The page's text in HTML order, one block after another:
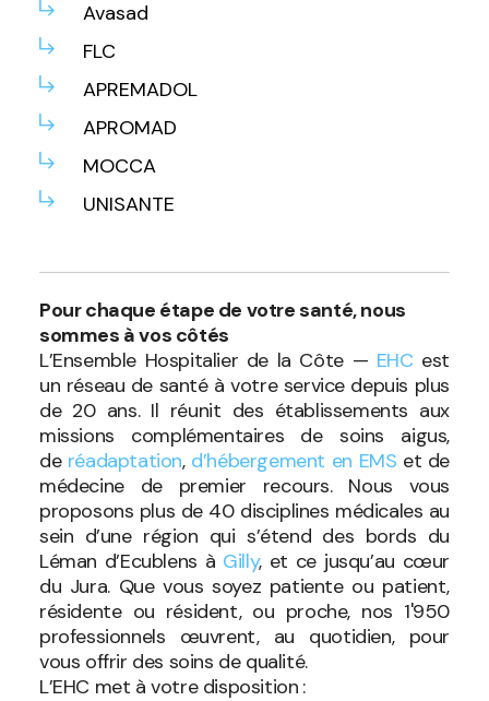
Avasad
FLC
APREMADOL
APROMAD
MOCCA
UNISANTE
Pour chaque étape de votre santé, nous
sommes à vos côtés
L’Ensemble Hospitalier de la Côte — EHC est
un réseau de santé à votre service depuis plus
de 20 ans. Il réunit des établissements aux
missions complémentaires de soins aigus,
de réadaptation, d’hébergement en EMS et de
médecine de premier recours. Nous vous
proposons plus de 40 disciplines médicales au
sein d’une région qui s’étend des bords du
Léman d’Ecublens à Gilly, et ce jusqu’au cœur
du Jura. Que vous soyez patiente ou patient,
résidente ou résident, ou proche, nos 1'950
professionnels œuvrent, au quotidien, pour
vous offrir des soins de qualité.
L’EHC met à votre disposition :